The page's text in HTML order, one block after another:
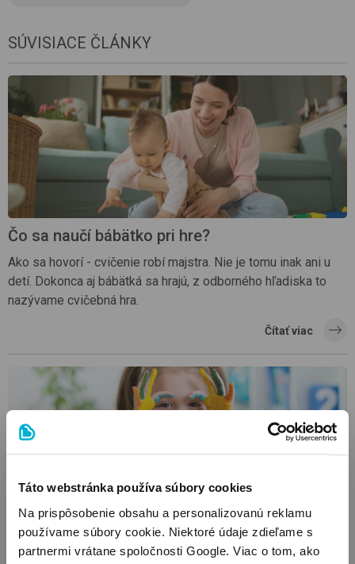
Táto webstránka používa súbory cookies
Na prispôsobenie obsahu a personalizovanú reklamu
používame súbory cookie. Niektoré údaje zdieľame s
partnermi vrátane spoločnosti Google. Viac o tom, ako
SÚVISIACE ČLÁNKY
Čo sa naučí bábätko pri hre?
Ako sa hovorí - cvičenie robí majstra. Nie je tomu inak ani u
detí. Dokonca aj bábätká sa hrajú, z odborného hľadiska to
nazývame cvičebná hra.
Čítať viac
Deň detí: takto sa môžu byť tí najmenší v centre
pozornosti